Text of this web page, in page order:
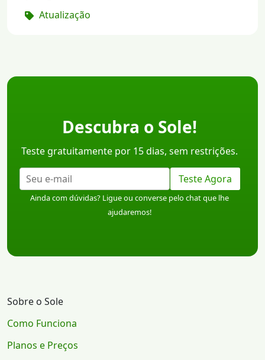
Atualização
Descubra o Sole!
Teste gratuitamente por 15 dias, sem restrições.
Teste Agora
Ainda com dúvidas? Ligue ou converse pelo chat que lhe
ajudaremos!
Sobre o Sole
Como Funciona
Planos e Preços